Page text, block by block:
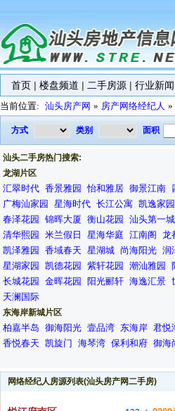
首页 | 楼盘频道 | 二手房源 | 行业新闻
当前位置: 汕头房产网 » 房产网络经纪人 »
方式 类别 面积
汕头二手房热门搜索:
龙湖片区
汇翠时代 香景雅园 怡和雅居 御景江南
广梅汕家园
星海时代 长江公寓 凯逸家园
春泽花园
锦晖大厦 衡山花园 汕头第一城
清华熙园
米兰假日 星海华庭 江南阁 龙
凯泽雅园
香域春天 星湖城 尚海阳光 润
星湖家园
凯德花园 紫轩花园 潮汕雅园
长城花园
金晖花园 阳光郦轩 海逸汇景
天澜国际
东海岸新城片区
柏嘉半岛 御海阳光 壹品湾 东海岸 君悦
香悦春天 凯旋门 海琴湾 保利和府 御海
网络经纪人房源列表(汕头房产网二手房)